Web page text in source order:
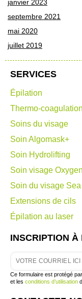
janvier 2023
septembre 2021
mai 2020
juillet 2019
SERVICES
Épilation
Thermo-coagulation
Soins du visage
Soin Algomask+
Soin Hydrolifting
Soin visage Oxygen
Soin du visage
Extensions de cils
Épilation au laser
INSCRIPTION À
Ce formulaire est protégé
et les conditions d’utilisation